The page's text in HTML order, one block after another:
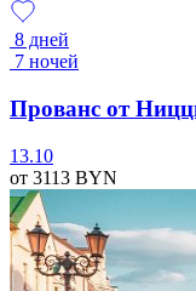
8 дней
7 ночей
Прованс от
13.10
от 3113 BYN